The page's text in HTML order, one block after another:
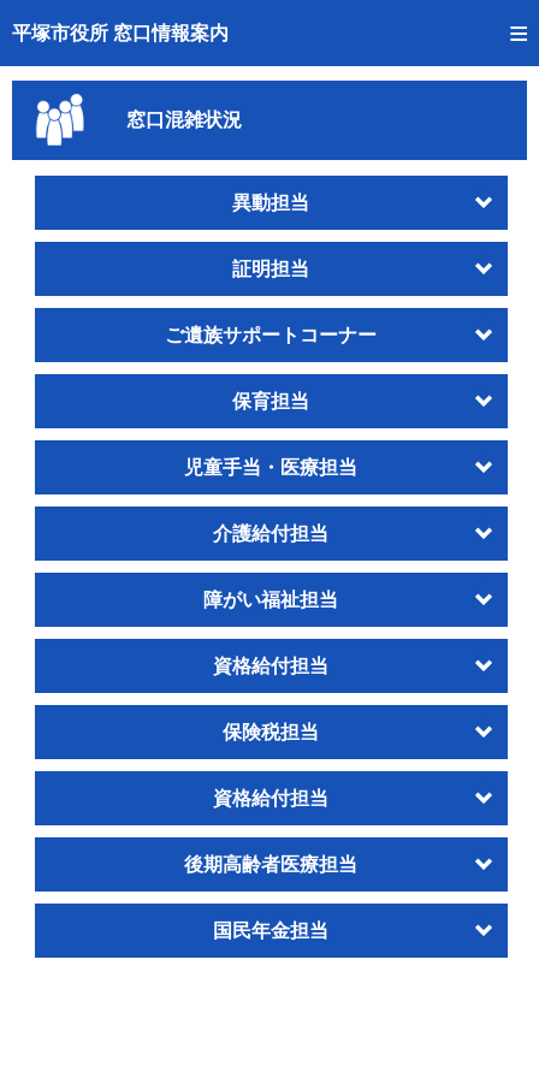
平塚市役所 窓口情報案内
トップページへ
ご利用方法
事前予約
窓口混雑状況
待ち状況確認
窓口混雑状況
異動担当
証明担当
ご遺族サポートコーナー
保育担当
児童手当・医療担当
介護給付担当
障がい福祉担当
資格給付担当
保険税担当
資格給付担当
後期高齢者医療担当
国民年金担当